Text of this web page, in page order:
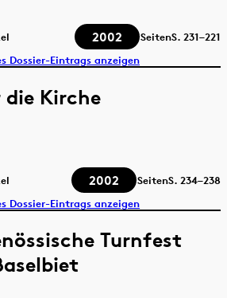
2002 SeitenS. 231–221
Dossier-Eintrags anzeigen
Kirche
2002 SeitenS. 234–238
Dossier-Eintrags anzeigen
Turnfest